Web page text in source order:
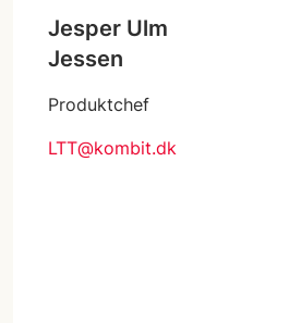
Jesper Ulm
Jessen
Produktchef
LTT@kombit.dk